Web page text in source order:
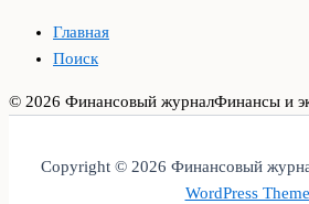
Главная
Поиск
© 2026 Финансовый журналФинансы и
Copyright © 2026 Финансовый
WordPress Theme